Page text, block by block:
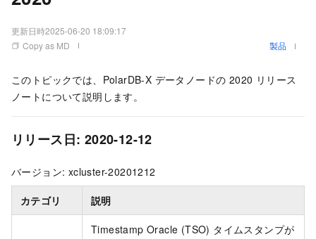
更新日時2025-06-20 18:09:17
Copy as MD
製品
このトピックでは、 PolarDB-X データノードの 2020 リリース
ノートについて説明します。
リリース日: 2020-12-12
バージョン: xcluster-20201212
カテゴリ 説明
Timestamp Oracle (TSO) タイムスタンプが